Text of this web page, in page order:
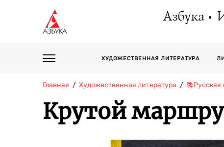
Азбука
ХУДОЖЕСТВЕННАЯ ЛИТЕРАТУРА
Главная Художественная литература 📚Русская
Крутой